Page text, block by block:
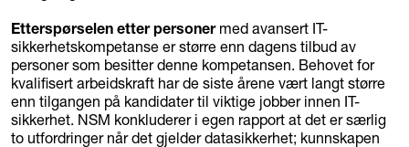
Etterspørselen etter personermed avansert IT-
sikkerhetskompetanse er større enn dagens tilbud av
personer som besitter denne kompetansen. Behovet for
kvalifisert arbeidskraft har de siste årene vært langt større
enn tilgangen på kandidater til viktige jobber innen IT-
sikkerhet. NSM konkluderer i egen rapport at det er særlig
to utfordringer når det gjelder datasikkerhet; kunnskapen